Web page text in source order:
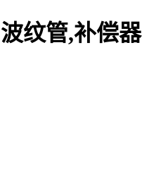
纹管,补偿器